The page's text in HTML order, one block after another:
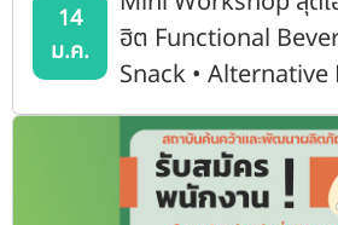
14
ม.ค.
ฮิต Functional
Snack • Alternative